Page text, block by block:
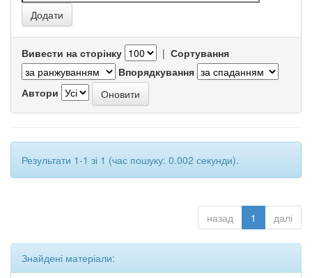
Вивести на сторінку | Сортування
Впорядкування
Автори
Результати 1-1 зі 1 (час пошуку: 0.002 секунди).
назад 1 далі
Знайдені матеріали: